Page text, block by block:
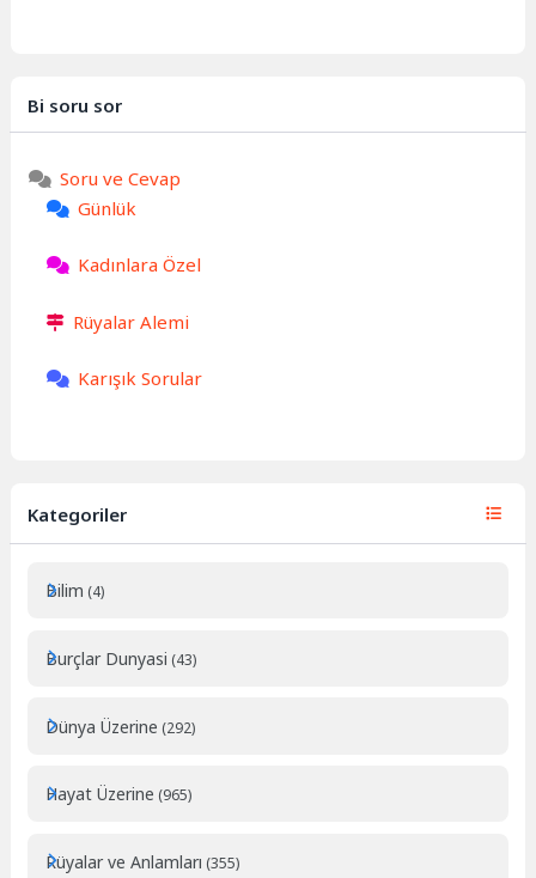
Bi soru sor
Soru ve Cevap
Günlük
Kadınlara Özel
Rüyalar Alemi
Karışık Sorular
Kategoriler
Bilim (4)
Burçlar Dunyasi (43)
Dünya Üzerine (292)
Hayat Üzerine (965)
Rüyalar ve Anlamları (355)